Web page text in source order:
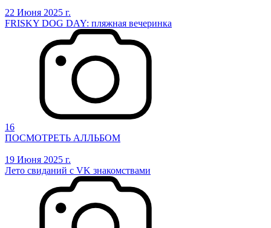
22 Июня 2025 г.
FRISKY DOG DAY: пляжная вечеринка
16
ПОСМОТРЕТЬ АЛЛЬБОМ
19 Июня 2025 г.
Лето свиданий с VK знакомствами